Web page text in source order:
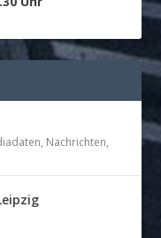
, Nachrichten,